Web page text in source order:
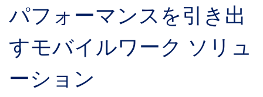
パフォーマンスを引き出
すモバイルワーク ソリュ
ーション